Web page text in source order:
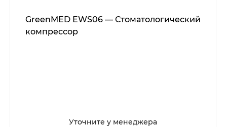
GreenMED EWS06 — Стоматологический
компрессор
Уточните у менеджера